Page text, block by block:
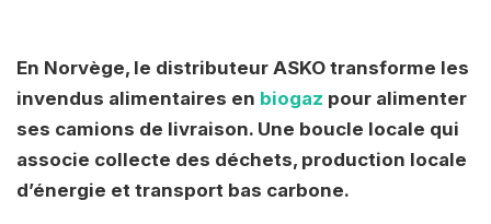
En Norvège, le distributeur ASKO transforme les
invendus alimentaires en biogaz pour alimenter
ses camions de livraison. Une boucle locale qui
associe collecte des déchets, production locale
d’énergie et transport bas carbone.